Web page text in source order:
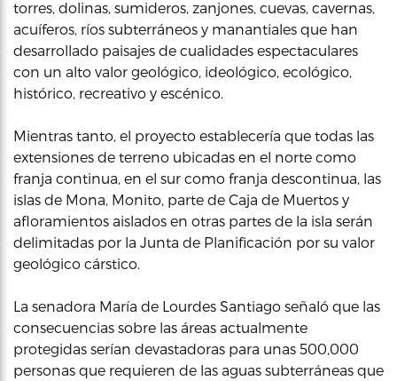
torres, dolinas, sumideros, zanjones, cuevas, cavernas,
acuíferos, ríos subterráneos y manantiales que han
desarrollado paisajes de cualidades espectaculares
con un alto valor geológico, ideológico, ecológico,
histórico, recreativo y escénico.
Mientras tanto, el proyecto establecería que todas las
extensiones de terreno ubicadas en el norte como
franja continua, en el sur como franja descontinua, las
islas de Mona, Monito, parte de Caja de Muertos y
afloramientos aislados en otras partes de la isla serán
delimitadas por la Junta de Planificación por su valor
geológico cárstico.
La senadora María de Lourdes Santiago señaló que las
consecuencias sobre las áreas actualmente
protegidas serían devastadoras para unas 500,000
personas que requieren de las aguas subterráneas que